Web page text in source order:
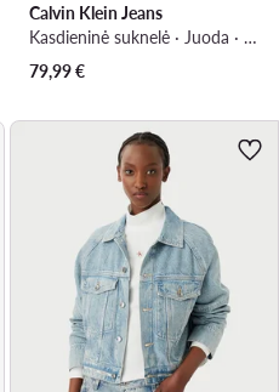
Calvin Klein Jeans
Kasdieninė suknelė · Juoda · Midi
79,99€